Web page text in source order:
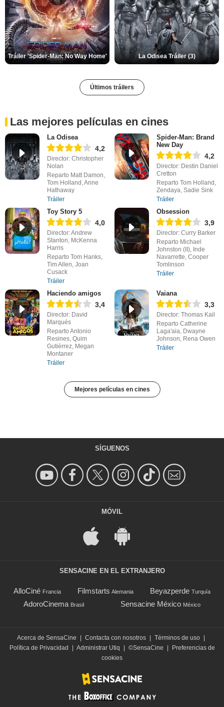
Tráiler 'Spider-Man: No Way Home' La Odisea Tráiler (3)
Últimos tráilers
Las mejores películas en cines
La Odisea
4,2
Director: Christopher
Nolan
Reparto Matt Damon,
Tom Holland, Anne
Hathaway
Tráiler
Spider-Man: Brand
New Day
4,2
Director: Destin Daniel
Cretton
Reparto Tom Holland,
Zendaya, Sadie Sink
Tráiler
Toy Story 5
4,0
Director: Andrew
Stanton, McKenna
Harris
Reparto Tom Hanks,
Tim Allen, Joan
Cusack
Tráiler
Obsession
3,9
Director: Curry Barker
Reparto Michael
Johnston (II), Inde
Navarrette, Cooper
Tomlinson
Tráiler
Haciendo amigos
3,4
Director: David
Marqués
Reparto Antonio
Resines, Quim
Gutiérrez, Megan
Montaner
Tráiler
Vaiana
3,3
Director: Thomas Kail
Reparto Catherine
Laga'aia, Dwayne
Johnson, Rena Owen
Tráiler
Mejores películas en cines
SÍGUENOS
MÓVIL
SENSACINE EN EL EXTRANJERO
AlloCiné Francia Filmstarts Alemania Beyazperde Turquía
AdoroCinema Brasil Sensacine México México
Acerca de SensaCine | Contacta con nosotros | Términos de uso |
Política de Privacidad
| Administrar Utiq | ©SensaCine |
Preferencias de
cookies